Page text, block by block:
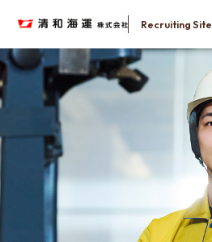
Recruiting Site